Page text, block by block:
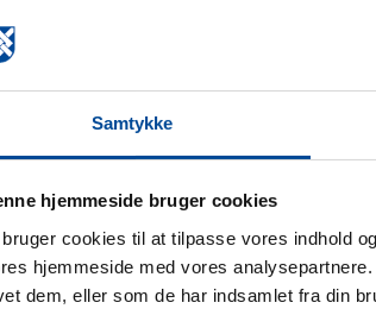
Samtykke
hjemmeside bruger cookies
cookies til at tilpasse vores indhold
hjemmeside med vores
dem, eller som de har indsamlet fra din
en plejebolig?
i en anden kommune?
plejebolig?